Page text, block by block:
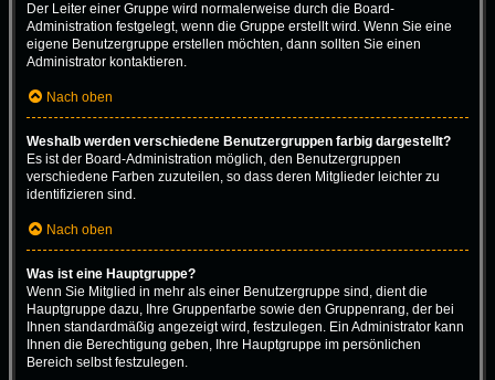
Der Leiter einer Gruppe wird normalerweise durch die Board-
Administration festgelegt, wenn die Gruppe erstellt wird. Wenn Sie eine
eigene Benutzergruppe erstellen möchten, dann sollten Sie einen
Administrator kontaktieren.
Nach oben
Weshalb werden verschiedene Benutzergruppen farbig dargestellt?
Es ist der Board-Administration möglich, den Benutzergruppen
verschiedene Farben zuzuteilen, so dass deren Mitglieder leichter zu
identifizieren sind.
Nach oben
Was ist eine Hauptgruppe?
Wenn Sie Mitglied in mehr als einer Benutzergruppe sind, dient die
Hauptgruppe dazu, Ihre Gruppenfarbe sowie den Gruppenrang, der bei
Ihnen standardmäßig angezeigt wird, festzulegen. Ein Administrator kann
Ihnen die Berechtigung geben, Ihre Hauptgruppe im persönlichen
Bereich selbst festzulegen.